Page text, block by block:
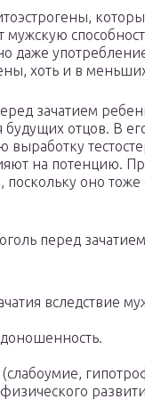
мужскую
даже
хоть и в
зачатием
будущих отцов. В
выработку
на потенцию.
поскольку оно
перед
вследствие